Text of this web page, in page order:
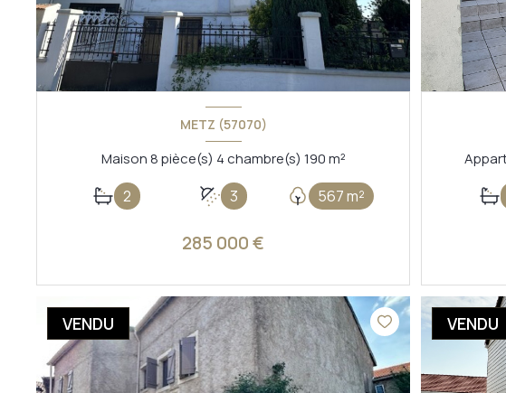
METZ (57070)
Maison 8 pièce(s) 4 chambre(s) 190 m²
2 3 567 m²
285 000 €
VOIR LE BIEN
VENDU VENDU